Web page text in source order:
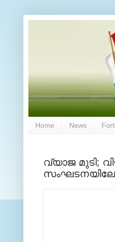
Home News
വ്യാജ മുടി;